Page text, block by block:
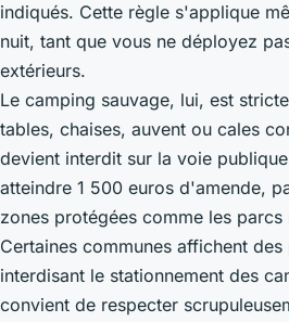
indiqués. Cette règle s'applique
nuit, tant que vous ne déployez
extérieurs.
Le camping sauvage, lui, est
tables, chaises, auvent ou cales
devient interdit sur la voie
atteindre 1 500 euros d'amende,
zones protégées comme les
Certaines communes affichent
interdisant le stationnement des
convient de respecter